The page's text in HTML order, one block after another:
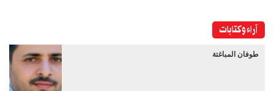
آراء وكتابات
طوفان المباغتة